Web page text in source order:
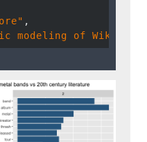
,
modeling of